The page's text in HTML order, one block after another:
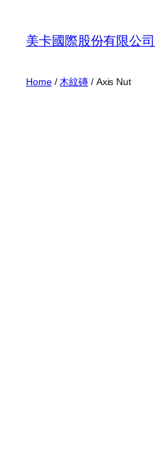
content
美卡國際股份有限公司
Home/ 木紋磚 / Axis Nut